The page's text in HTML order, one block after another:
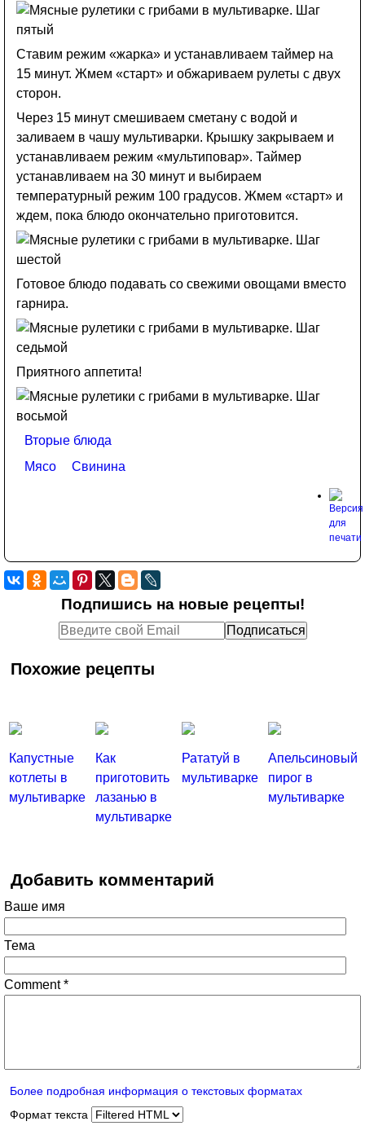
Ставим режим «жарка» и устанавливаем таймер на
15 минут. Жмем «старт» и обжариваем рулеты с двух
сторон.
Через 15 минут смешиваем сметану с водой и
заливаем в чашу мультиварки. Крышку закрываем и
устанавливаем режим «мультиповар». Таймер
устанавливаем на 30 минут и выбираем
температурный режим 100 градусов. Жмем «старт» и
ждем, пока блюдо окончательно приготовится.
Готовое блюдо подавать со свежими овощами вместо
гарнира.
Приятного аппетита!
Вторые блюда
Мясо
Свинина
Подпишись на новые рецепты!
Похожие рецепты
Капустные
котлеты в
мультиварке
Как
приготовить
лазанью в
мультиварке
Рататуй в
мультиварке
Апельсиновый
пирог в
мультиварке
Добавить комментарий
Ваше имя
Тема
Comment*
Более подробная информация о текстовых форматах
Формат текста